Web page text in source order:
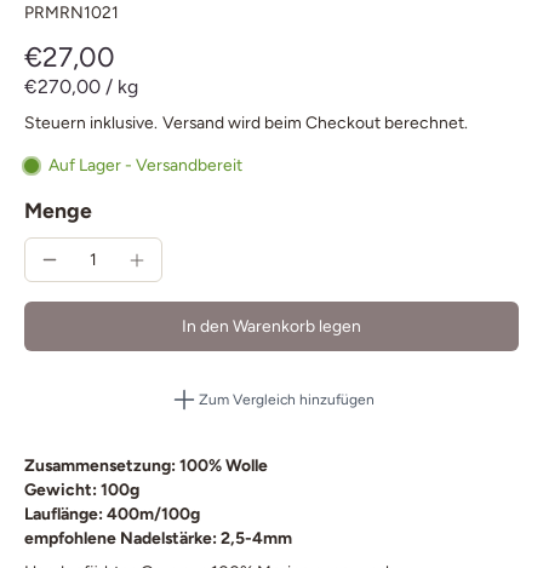
PRMRN1021
€27,00
€270,00 / kg
Steuern inklusive. Versandwird beim Checkout berechnet.
Auf Lager - Versandbereit
Menge
In den Warenkorb legen
Zum Vergleich hinzufügen
Zusammensetzung: 100% Wolle
Gewicht: 100g
Lauflänge: 400m/100g
empfohlene Nadelstärke: 2,5-4mm